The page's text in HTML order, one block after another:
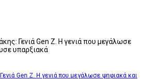
Gen Z. Η γενιά που μεγάλωσε ψηφιακά και